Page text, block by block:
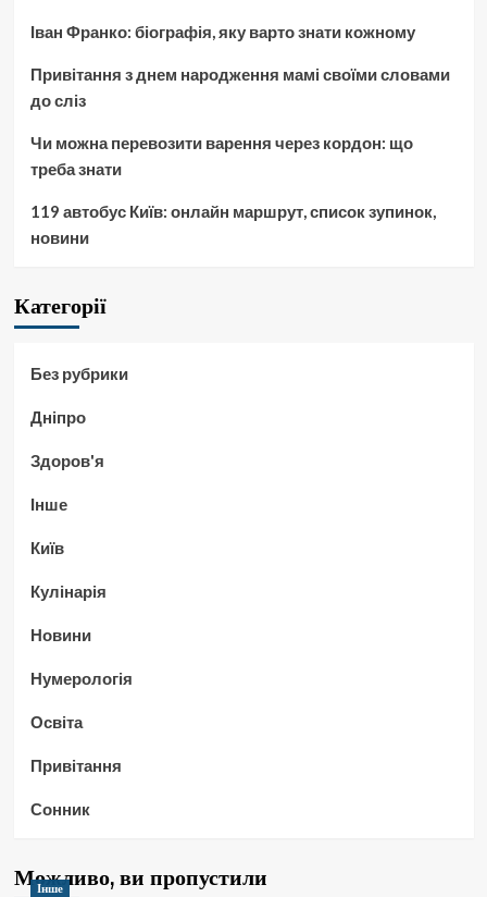
Іван Франко: біографія, яку варто знати кожному
Привітання з днем народження мамі своїми словами
до сліз
Чи можна перевозити варення через кордон: що
треба знати
119 автобус Київ: онлайн маршрут, список зупинок,
новини
Категорії
Без рубрики
Дніпро
Здоров'я
Інше
Київ
Кулінарія
Новини
Нумерологія
Освіта
Привітання
Сонник
Можливо, ви пропустили
Інше